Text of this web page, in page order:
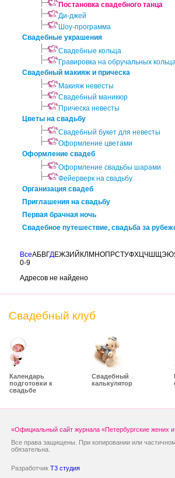
Постановка свадебного танца
Ди-джей
Шоу-программа
Свадебные украшения
Свадебные кольца
Гравировка на обручальных
Свадебный макияж и прическа
Макияж невесты
Свадебный маникюр
Прическа невесты
Цветы на свадьбу
Свадебный букет для невесты
Оформление цветами
Оформление свадеб
Оформление свадьбы шарами
Фейерверк на свадьбу
Организация свадеб
Приглашения на свадьбу
Первая брачная ночь
Свадебное путешествие, свадьба за
ВсеАБВГДЕЖЗИ Й КЛ М НОП РСТУФХЦЧ Ш ЩЭЮ
0-9
Адресов не найдено
Свадебный клуб
Календарь
подготовки к
свадьбе
Свадебный
калькулятор
«Официальный сайт журнала «Петербургские жених и
Все права защищены. При копировании или
обязательна.
Разработчик T3 студия